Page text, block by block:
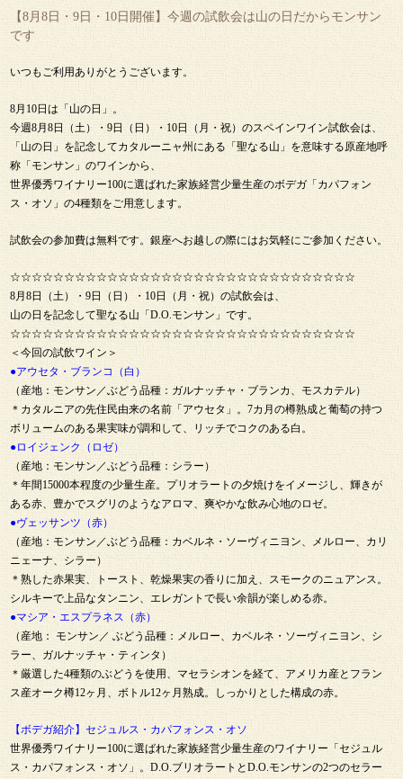
【8月8日・9日・10日開催】今週の試飲会は山の日だからモンサン
です
いつもご利用ありがとうございます。
8月10日は「山の日」。
今週8月8日（土）・9日（日）・10日（月・祝）のスペインワイン試飲会は、
「山の日」を記念してカタルーニャ州にある「聖なる山」を意味する原産地呼
称「モンサン」のワインから、
世界優秀ワイナリー100に選ばれた家族経営少量生産のボデガ「カパフォン
ス・オソ」の4種類をご用意します。
試飲会の参加費は無料です。銀座へお越しの際にはお気軽にご参加ください。
☆☆☆☆☆☆☆☆☆☆☆☆☆☆☆☆☆☆☆☆☆☆☆☆☆☆☆☆☆☆☆☆
8月8日（土）・9日（日）・10日（月・祝）の試飲会は、
山の日を記念して聖なる山「D.O.モンサン」です。
☆☆☆☆☆☆☆☆☆☆☆☆☆☆☆☆☆☆☆☆☆☆☆☆☆☆☆☆☆☆☆☆
＜今回の試飲ワイン＞
●アウセタ・ブランコ（白）
（産地：モンサン／ぶどう品種：ガルナッチャ・ブランカ、モスカテル）
＊カタルニアの先住民由来の名前「アウセタ」。7カ月の樽熟成と葡萄の持つ
ボリュームのある果実味が調和して、リッチでコクのある白。
●ロイジェンク（ロゼ）
（産地：モンサン／ぶどう品種：シラー）
＊年間15000本程度の少量生産。プリオラートの夕焼けをイメージし、輝きが
ある赤、豊かでスグリのようなアロマ、爽やかな飲み心地のロゼ。
●ヴェッサンツ（赤）
（産地：モンサン／ぶどう品種：カベルネ・ソーヴィニヨン、メルロー、カリ
ニェーナ、シラー）
＊熟した赤果実、トースト、乾燥果実の香りに加え、スモークのニュアンス。
シルキーで上品なタンニン、エレガントで長い余韻が楽しめる赤。
●マシア・エスプラネス（赤）
（産地： モンサン／ ぶどう品種：メルロー、カベルネ・ソーヴィニヨン、シ
ラー、ガルナッチャ・ティンタ）
＊厳選した4種類のぶどうを使用、マセラシオンを経て、アメリカ産とフラン
ス産オーク樽12ヶ月、ボトル12ヶ月熟成。しっかりとした構成の赤。
【ボデガ紹介】セジュルス・カパフォンス・オソ
世界優秀ワイナリー100に選ばれた家族経営少量生産のワイナリー「セジュル
ス・カパフォンス・オソ」。D.O.ブリオラートとD.O.モンサンの2つのセラー